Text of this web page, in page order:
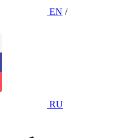
EN /
RU